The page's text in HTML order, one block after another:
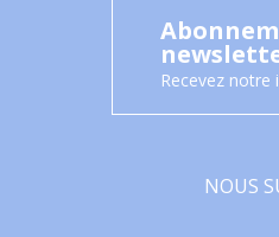
Recevez notre
NOUS